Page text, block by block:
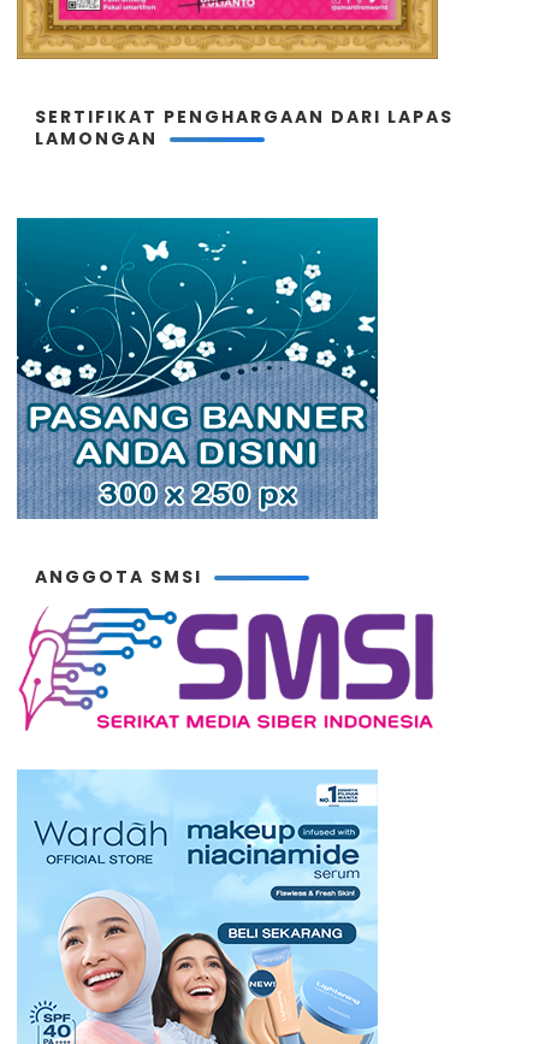
SERTIFIKAT PENGHARGAAN DARI LAPAS
LAMONGAN
ANGGOTA SMSI